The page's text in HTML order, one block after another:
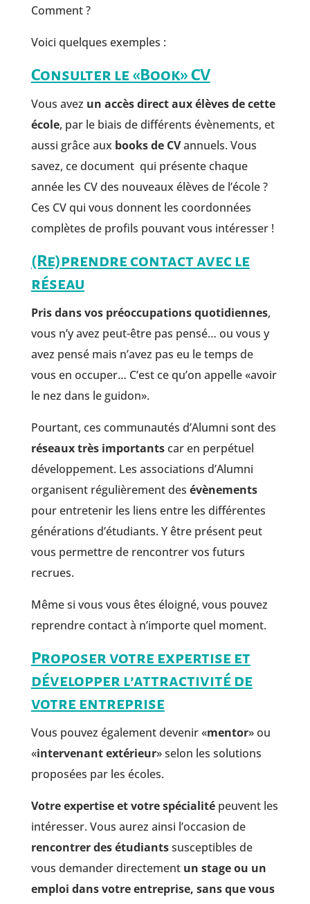
Comment ?
Voici quelques exemples :
Consulter le «Book» CV
Vous avez un accès direct aux élèves de cette
école, par le biais de différents évènements, et
aussi grâce aux books de CVannuels. Vous
savez, ce document qui présente chaque
année les CV des nouveaux élèves de l’école ?
Ces CV qui vous donnent les coordonnées
complètes de profils pouvant vous intéresser !
(Re)prendre contact avec le
réseau
Pris dans vos préoccupations quotidiennes,
vous n’y avez peut-être pas pensé… ou vous y
avez pensé mais n’avez pas eu le temps de
vous en occuper… C’est ce qu’on appelle «avoir
le nez dans le guidon».
Pourtant, ces communautés d’Alumni sont des
réseaux très importantscar en perpétuel
développement. Les associations d’Alumni
organisent régulièrement des évènements
pour entretenir les liens entre les différentes
générations d’étudiants. Y être présent peut
vous permettre de rencontrer vos futurs
recrues.
Même si vous vous êtes éloigné, vous pouvez
reprendre contact à n’importe quel moment.
Proposer votre expertise et
développer l’attractivité de
votre entreprise
Vous pouvez également devenir «mentor» ou
«intervenant extérieur» selon les solutions
proposées par les écoles.
Votre expertise et votre spécialitépeuvent les
intéresser. Vous aurez ainsi l’occasion de
rencontrer des étudiantssusceptibles de
vous demander directement un stage ou un
emploi dans votre entreprise, sans que vous